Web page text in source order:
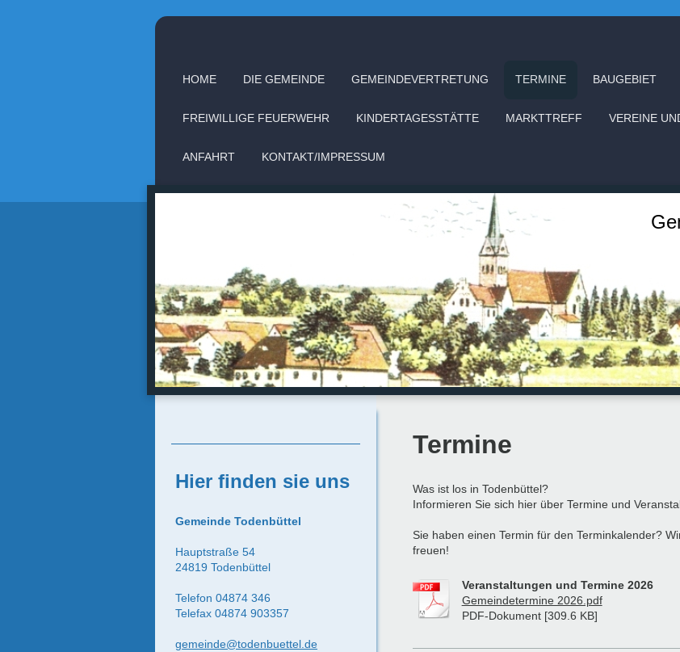
HOME DIE GEMEINDE GEMEINDEVERTRETUNG TERMINE BAUGEBIET
FREIWILLIGE FEUERWEHR KINDERTAGESSTÄTTE MARKTTREFF VEREINE
ANFAHRT KONTAKT/IMPRESSUM
Termine
Was ist los in Todenbüttel?
Informieren Sie sich hier über Termine und
Sie haben einen Termin für den Terminkalender?
freuen!
Veranstaltungen und Termine 2026
Gemeindetermine 2026.pdf
PDF-Dokument [309.6 KB]
Hier finden sie uns
Gemeinde Todenbüttel
Hauptstraße 54
24819 Todenbüttel
Telefon 04874 346
Telefax 04874 903357
gemeinde@todenbuettel.de